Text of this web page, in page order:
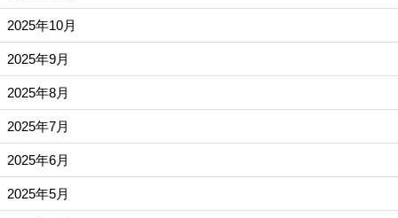
2025年10月
2025年9月
2025年8月
2025年7月
2025年6月
2025年5月